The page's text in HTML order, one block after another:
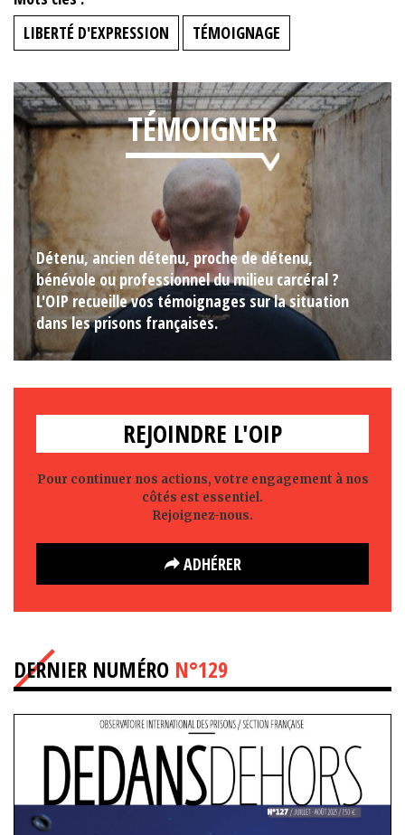
LIBERTÉ D'EXPRESSION
TÉMOIGNAGE
TÉMOIGNER
Détenu, ancien détenu, proche de détenu,
bénévole ou professionnel du milieu carcéral ?
L'OIP recueille vos témoignages sur la situation
dans les prisons françaises.
REJOINDRE L'OIP
Pour continuer nos actions, votre engagement à nos
côtés est essentiel.
Rejoignez-nous.
ADHÉRER
DERNIER NUMÉRO N°129